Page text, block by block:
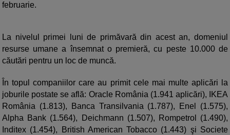
februarie.
La nivelul primei luni de primăvară din acest an, domeniul
resurse umane a însemnat o premieră, cu peste 10.000 de
căutări pentru un loc de muncă.
În topul companiilor care au primit cele mai multe aplicări la
joburile postate se află: Oracle România (1.941 aplicări), IKEA
România (1.813), Banca Transilvania (1.787), Enel (1.575),
Alpha Bank (1.564), Deichmann (1.507), Rompetrol (1.490),
Inditex (1.454), British American Tobacco (1.443) şi Societe